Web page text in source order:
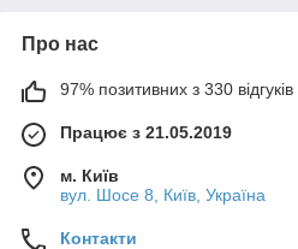
Про нас
97% позитивних з 330 відгуків
Працює з 21.05.2019
м. Київ
вул. Шосе 8, Київ, Україна
Контакти